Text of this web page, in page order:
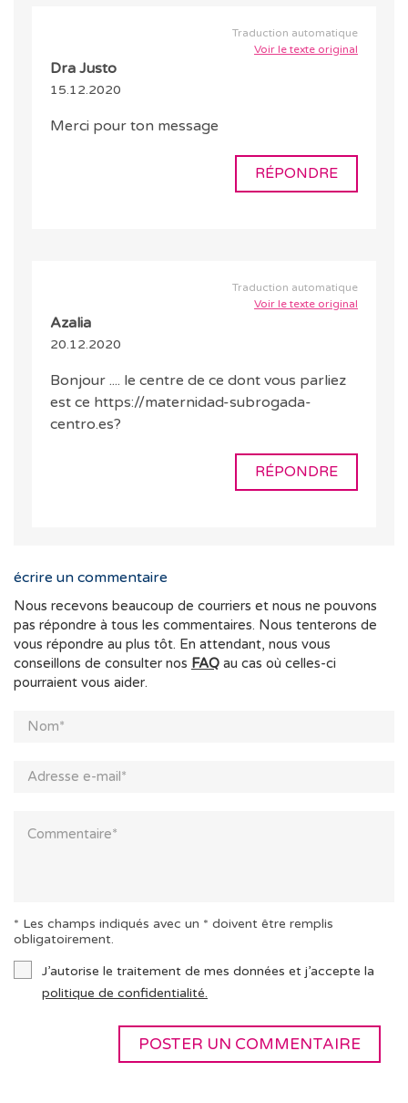
Traduction automatique
Voir le texte original
Dra Justo
15.12.2020
Merci pour ton message
RÉPONDRE
Traduction automatique
Voir le texte original
Azalia
20.12.2020
Bonjour .... le centre de ce dont vous parliez
est ce https://maternidad-subrogada-
centro.es?
RÉPONDRE
écrire un commentaire
Nous recevons beaucoup de courriers et nous ne pouvons
pas répondre à tous les commentaires. Nous tenterons de
vous répondre au plus tôt. En attendant, nous vous
conseillons de consulter nos FAQ au cas où celles-ci
pourraient vous aider.
* Les champs indiqués avec un * doivent être remplis
obligatoirement.
J’autorise le traitement de mes données et j’accepte la
politique de confidentialité.